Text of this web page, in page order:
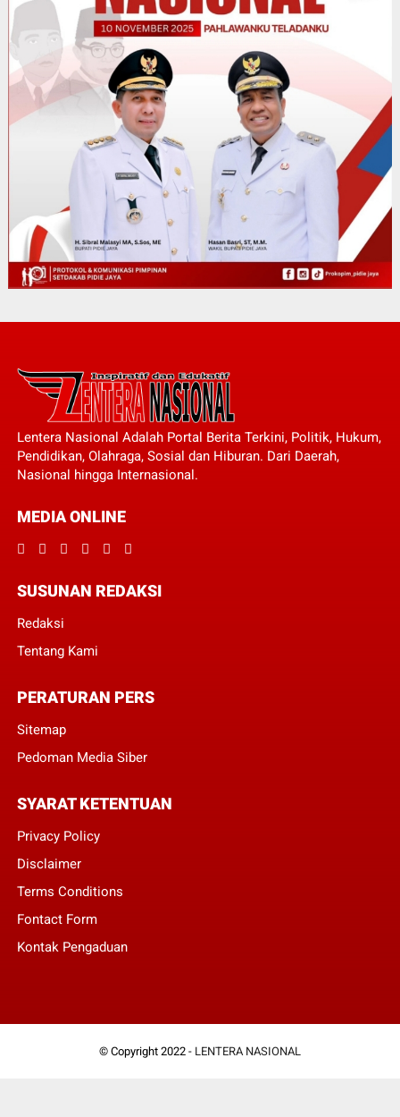
Lentera Nasional Adalah Portal Berita Terkini, Politik, Hukum,
Pendidikan, Olahraga, Sosial dan Hiburan. Dari Daerah,
Nasional hingga Internasional.
MEDIA ONLINE
SUSUNAN REDAKSI
Redaksi
Tentang Kami
PERATURAN PERS
Sitemap
Pedoman Media Siber
SYARAT KETENTUAN
Privacy Policy
Disclaimer
Terms Conditions
Fontact Form
Kontak Pengaduan
© Copyright 2022 - LENTERA NASIONAL